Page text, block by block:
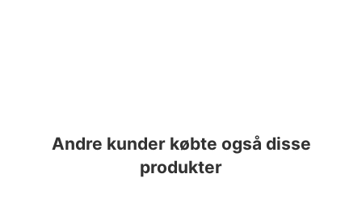
Andre kunder købte også disse
produkter